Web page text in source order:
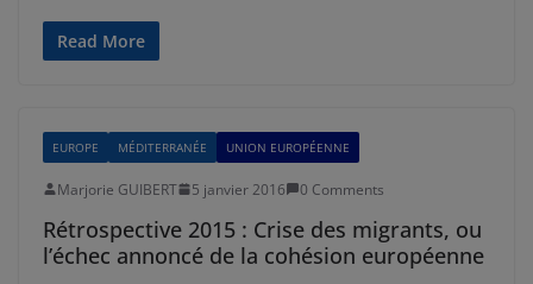
Read More
EUROPE MÉDITERRANÉE UNION EUROPÉENNE
Marjorie GUIBERT 5 janvier 2016 0 Comments
Rétrospective 2015 : Crise des migrants, ou
l’échec annoncé de la cohésion européenne